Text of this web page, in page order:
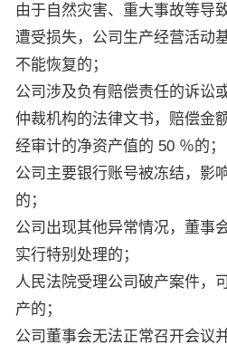
由于自然灾害、重大事故等导
遭受损失，公司生产经营活动
不能恢复的；
公司涉及负有赔偿责任的诉讼
仲裁机构的法律文书，赔偿金
经审计的净资产值的 50 ％的；
公司主要银行账号被冻结，影
的；
公司出现其他异常情况，董事
实行特别处理的；
人民法院受理公司破产案件，
产的；
公司董事会无法正常召开会议